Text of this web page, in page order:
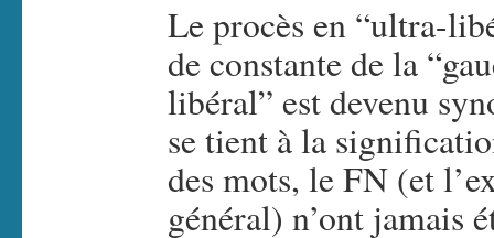
Le procès en “ultra-
de constante de la
libéral” est devenu
se tient à la
des mots, le FN (et
général) n’ont jamais